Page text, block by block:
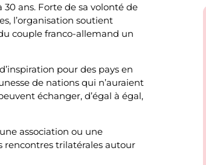
30 ans. Forte de sa volonté de
l’organisation soutient
couple franco-allemand un
pour des pays en
de nations qui n’auraient
échanger, d’égal à égal,
association ou une
rencontres trilatérales autour